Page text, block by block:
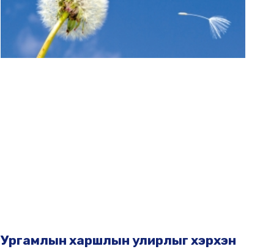
Ургамлын харшлын улирлыг хэрхэн